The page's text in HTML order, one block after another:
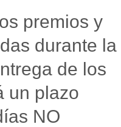
premios y
durante la
de los
un plazo
NO